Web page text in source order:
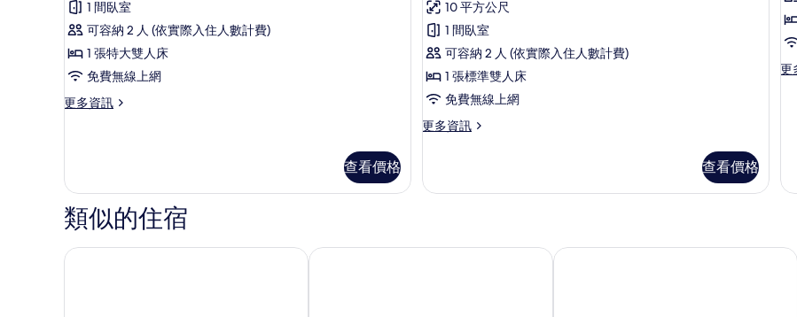
Room
Etage
的
所
有
則
評
論)
1 間臥室
可容納 2 人 (依實際入住人數計費)
1 張特大雙人床
免費無線上網
更多資訊
更
的
詳
情
查看價格
Dubbelrum
的
所
有
相
片
則
評
論)
10 平方公尺
1 間臥室
可容納 2 人 (依實際入住人數計費)
1 張標準雙人床
免費無線上網
更多資訊
更
的
查看價格
樓
客
的
更
更
詳
情
類似的住宿
Åhus Seaside 比里根埃阿胡斯飯店 卡斯坦耶倫茲瓦德西斯酒店